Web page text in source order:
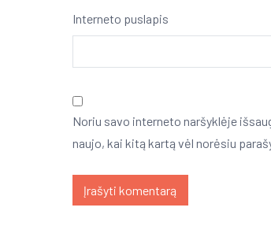
Interneto puslapis
Noriu savo interneto naršyklėje
naujo, kai kitą kartą vėl norėsiu